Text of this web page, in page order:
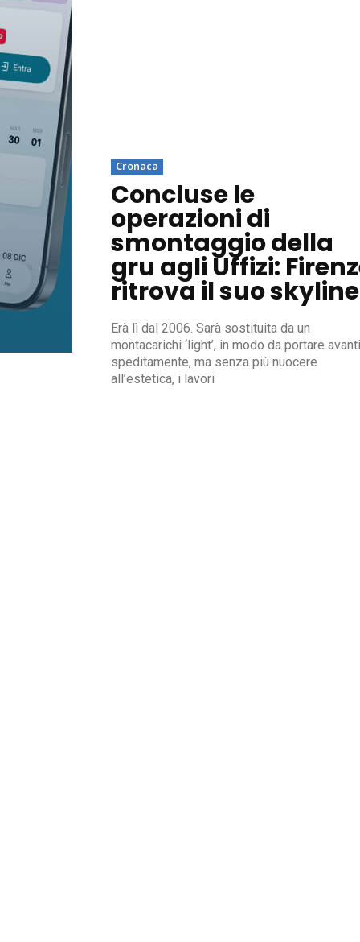
Cronaca
Concluse le
operazioni di
smontaggio della
gru agli Uffizi:
ritrova il suo skyline
Erà lì dal 2006. Sarà sostituita da un
montacarichi ‘light’, in modo da portare avanti
speditamente, ma senza più nuocere
all’estetica, i lavori